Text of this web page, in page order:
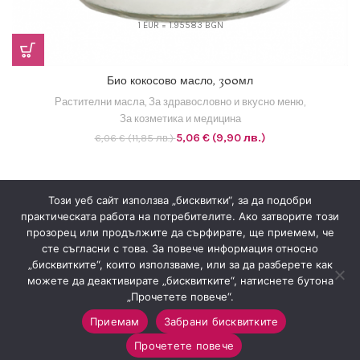
1 EUR = 1.95583 BGN
Био кокосово масло, 300мл
Растителни масла За здравословно и вкусно меню
За козметика и медицина
6,06€(11,85 лв.)Original
6,06 €
(11,85
лв.).
5,06 €(9,90 лв.)Текущата
5,06 €
лв.).
Знахария Всички права запазени
0
Този уеб сайт използва „бисквитки“, за да подобри
практическата работа на потребителите. Ако затворите този
прозорец или продължите да сърфирате, ще приемем, че
сте съгласни с това. За повече информация относно
„бисквитките“, които използваме, или за да разберете как
можете да деактивирате „бисквитките“, натиснете бутона
„Прочетете повече“.
Приемам
Забрани бисквитките
Прочетете повече